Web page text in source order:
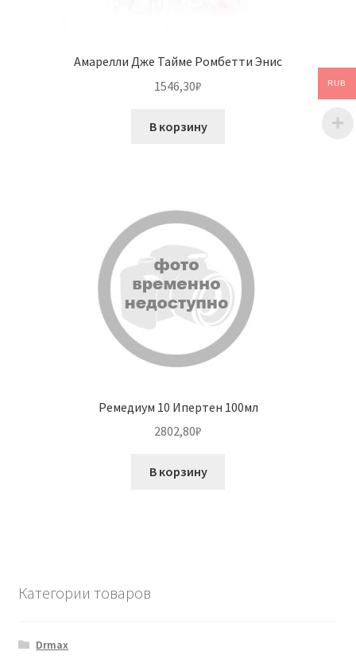
Амарелли Дже Тайме Ромбетти Энис
1546,30₽
В корзину
Ремедиум 10 Ипертен 100мл
2802,80₽
В корзину
Категории товаров
Drmax
RUB